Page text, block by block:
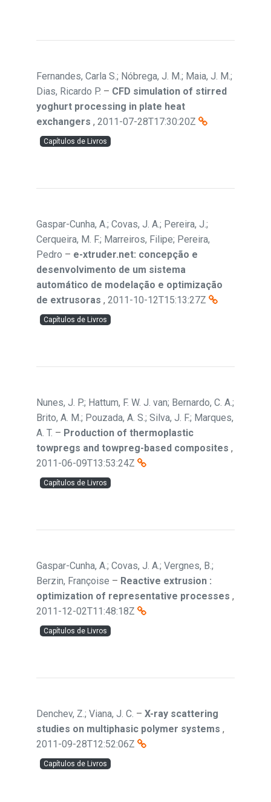
Fernandes, Carla S.; Nóbrega, J. M.; Maia, J. M.;
Dias, Ricardo P. – CFD simulation of stirred
yoghurt processing in plate heat
exchangers , 2011-07-28T17:30:20Z
Capítulos de Livros
Gaspar-Cunha, A.; Covas, J. A.; Pereira, J.;
Cerqueira, M. F.; Marreiros, Filipe; Pereira,
Pedro – e-xtruder.net: concepção e
desenvolvimento de um sistema
automático de modelação e optimização
de extrusoras , 2011-10-12T15:13:27Z
Capítulos de Livros
Nunes, J. P.; Hattum, F. W. J. van; Bernardo, C. A.;
Brito, A. M.; Pouzada, A. S.; Silva, J. F.; Marques,
A. T. – Production of thermoplastic
towpregs and towpreg-based composites ,
2011-06-09T13:53:24Z
Capítulos de Livros
Gaspar-Cunha, A.; Covas, J. A.; Vergnes, B.;
Berzin, Françoise – Reactive extrusion :
optimization of representative processes ,
2011-12-02T11:48:18Z
Capítulos de Livros
Denchev, Z.; Viana, J. C. – X-ray scattering
studies on multiphasic polymer systems ,
2011-09-28T12:52:06Z
Capítulos de Livros